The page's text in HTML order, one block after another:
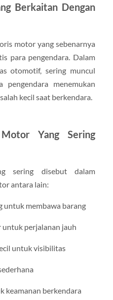
Berkaitan Dengan
motor yang sebenarnya
para pengendara. Dalam
otomotif, sering muncul
pengendara menemukan
kecil saat berkendara.
Yang Sering
sering disebut dalam
antara lain:
untuk membawa barang
untuk perjalanan jauh
untuk visibilitas
keamanan berkendara